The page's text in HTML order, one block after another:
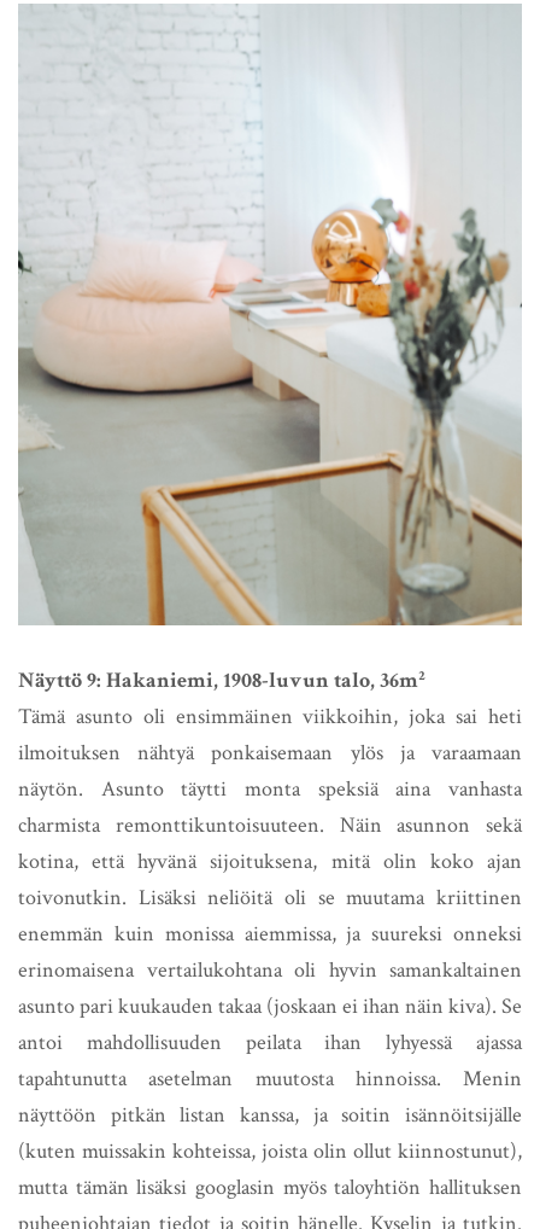
Näyttö 9: Hakaniemi, 1908-luvun talo, 36m²
Tämä asunto oli ensimmäinen viikkoihin, joka sai heti
ilmoituksen nähtyä ponkaisemaan ylös ja varaamaan
näytön. Asunto täytti monta speksiä aina vanhasta
charmista remonttikuntoisuuteen. Näin asunnon sekä
kotina, että hyvänä sijoituksena, mitä olin koko ajan
toivonutkin. Lisäksi neliöitä oli se muutama kriittinen
enemmän kuin monissa aiemmissa, ja suureksi onneksi
erinomaisena vertailukohtana oli hyvin samankaltainen
asunto pari kuukauden takaa (joskaan ei ihan näin kiva). Se
antoi mahdollisuuden peilata ihan lyhyessä ajassa
tapahtunutta asetelman muutosta hinnoissa. Menin
näyttöön pitkän listan kanssa, ja soitin isännöitsijälle
(kuten muissakin kohteissa, joista olin ollut kiinnostunut),
mutta tämän lisäksi googlasin myös taloyhtiön hallituksen
puheenjohtajan tiedot ja soitin hänelle. Kyselin ja tutkin.